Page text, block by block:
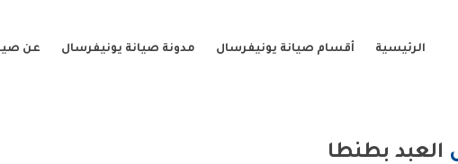
الرئيسية أقسام صيانة يونيفرسال مدونة صيانة يونيفرسال عن
العبد بطنطا